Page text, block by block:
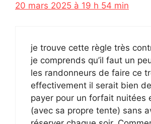
20 mars 2025 à 19 h 54 min
je trouve cette règle très
je comprends qu’il faut un
les randonneurs de faire ce
effectivement il serait bien
payer pour un forfait nuitées
(avec sa propre tente) sans